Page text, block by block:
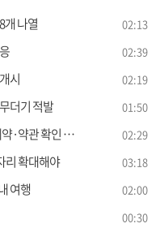
개 나열 02:13
02:39
시 02:19
더기 적발 01:50
관 확인 필수 02:29
리 확대해야 03:18
여행 02:00
00:30